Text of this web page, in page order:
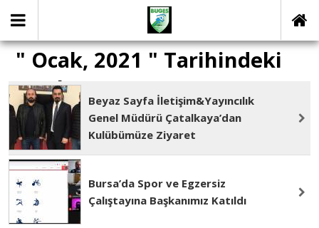
" Ocak, 2021 " Tarihindeki
yazılar Beyaz Sayfa İletişim&Yayıncılık
Genel Müdürü Çatalkaya’dan
Kulübümüze Ziyaret
Bursa’da Spor ve Egzersiz
Çalıştayına Başkanımız Katıldı